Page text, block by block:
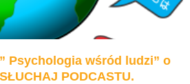
Psychologia wśród ludzi” o
PODCASTU.